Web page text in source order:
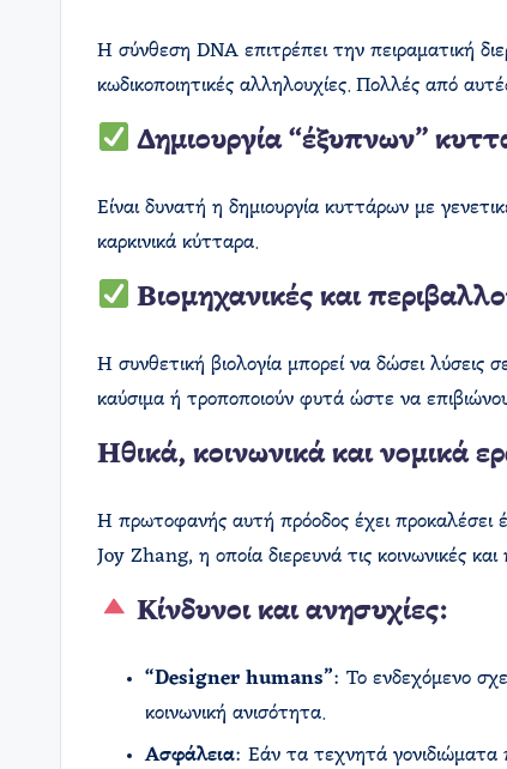
Η σύνθεση DNA επιτρέπει την πειραματική
κωδικοποιητικές αλληλουχίες. Πολλές από
Δημιουργία “έξυπνων”
Είναι δυνατή η δημιουργία κυττάρων με
καρκινικά κύτταρα.
Βιομηχανικές και
Η συνθετική βιολογία μπορεί να δώσει λύσεις
καύσιμα ή τροποποιούν φυτά ώστε να
Ηθικά, κοινωνικά και νομικά
Η πρωτοφανής αυτή πρόοδος έχει προκαλέσει
Joy Zhang, η οποία διερευνά τις κοινωνικές
Κίνδυνοι και ανησυχίες:
“Designer humans”: Το ενδεχόμενο
κοινωνική ανισότητα.
Ασφάλεια: Εάν τα τεχνητά γονιδιώματα